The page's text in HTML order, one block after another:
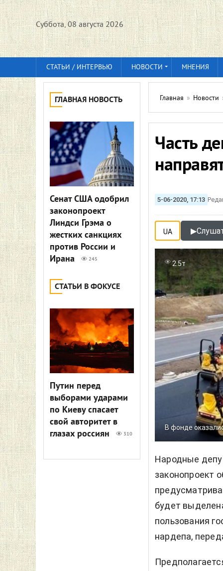
Суббота, 08 августа 2026
СТАТЬИ / ИНТЕРВЬЮ НОВОСТИ МНЕНИЯ
ГЛАВНАЯ НОВОСТЬ
Сенат США одобрил
законопроект
Линдси Грэма о
жестких санкциях
против России и
Ирана
245
СТАТЬИ В ФОКУСЕ
Путин перед
выборами ударами
по Киеву спасает
свой авторитет в
глазах россиян
310
Главная » Новости
Часть
5-06-2020, 17:13
UA ▶
В фонде
2.5т
Народные
законопроект
будет
пользования
нардепа,